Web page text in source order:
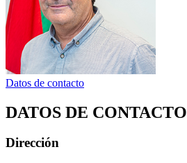
Datos de contacto
DATOS DE CONTACTO
Dirección